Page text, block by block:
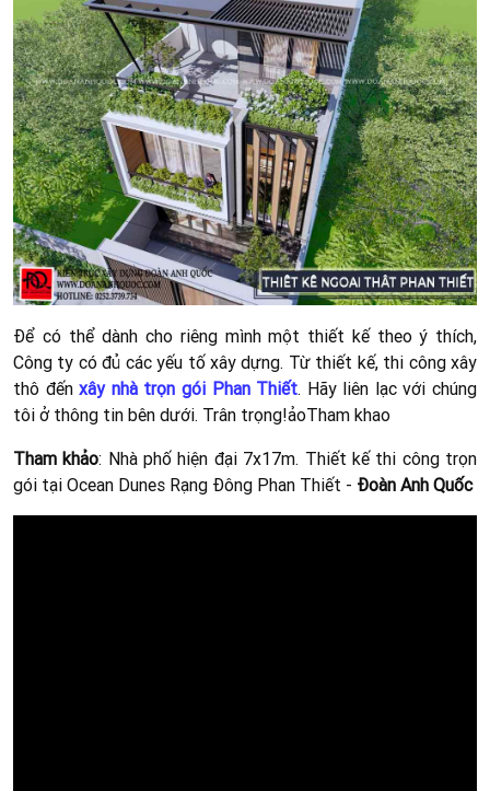
Để có thể dành cho riêng mình một thiết kế theo ý thích,
Công ty có đủ các yếu tố xây dựng. Từ thiết kế, thi công xây
thô đếnxây nhà trọn gói Phan Thiết. Hãy liên lạc với chúng
tôi ở thông tin bên dưới. Trân trọng!ảoTham khao
Tham khảo: Nhà phố hiện đại 7x17m. Thiết kế thi công trọn
gói tại Ocean Dunes Rạng Đông Phan Thiết - Đoàn Anh Quốc